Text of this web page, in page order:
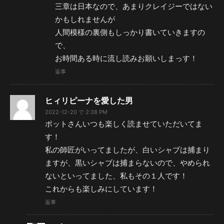
三章は日本なので、あまりクレイジーではない
かもしれませんが
人間模様の裏側もしっかり書いていきますの
で、
お時間ある時に流し読みお願いしまっす！
返事
ヒィリピーナを愛した男
2022-12-20 で 2:38 PM
ポットさんいつも楽しく読ませていただいてま
す！
私の師匠がいってましたが、白いシャブは捕まり
ますが、黒いシャブは捕まらないので、やめられ
ないといってました、私もその１人です！
これからも楽しみにしています！
返事